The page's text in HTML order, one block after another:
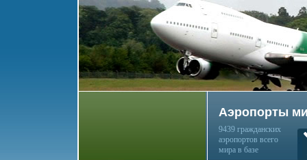
Аэропорты
9439 гражданских
аэропортов всего
мира в базе